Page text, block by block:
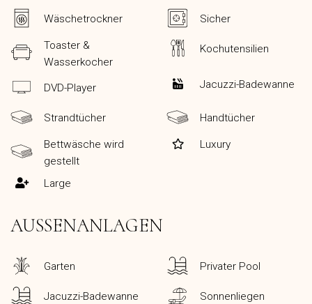
Wäschetrockner Sicher
Toaster &
Wasserkocher
Kochutensilien
DVD-Player Jacuzzi-Badewanne
Strandtücher Handtücher
Bettwäsche wird
gestellt
Luxury
Large
AUSSENANLAGEN
Garten Privater Pool
Jacuzzi-Badewanne Sonnenliegen